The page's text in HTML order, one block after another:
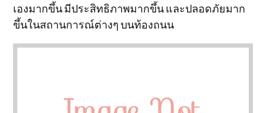
เองมากขึ้น มีประสิทธิภาพมากขึ้น และปลอดภัยมาก
ขึ้นในสถานการณ์ต่างๆ บนท้องถนน